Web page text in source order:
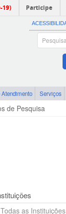
19) Participe
Serviços
de Pesquisa